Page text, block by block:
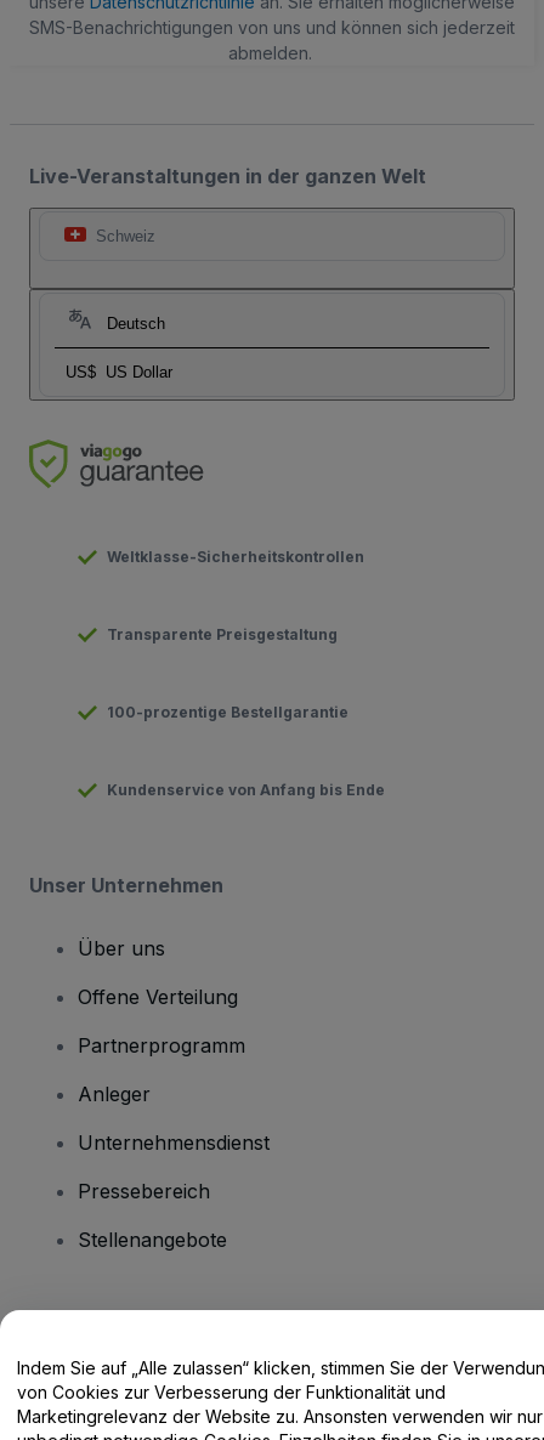
SMS-Benachrichtigungen von uns und können sich jederzeit
abmelden.
Live-Veranstaltungen in der ganzen Welt
Schweiz
Deutsch
US$ US Dollar
Weltklasse-Sicherheitskontrollen
Transparente Preisgestaltung
100-prozentige Bestellgarantie
Kundenservice von Anfang bis Ende
Unser Unternehmen
Über uns
Offene Verteilung
Partnerprogramm
Anleger
Unternehmensdienst
Pressebereich
Stellenangebote
Hilfe-Center / Kontakt
Indem Sie auf „Alle zulassen“ klicken, stimmen Sie der
von Cookies zur Verbesserung der Funktionalität und
Marketingrelevanz der Website zu. Ansonsten verwenden wir nur